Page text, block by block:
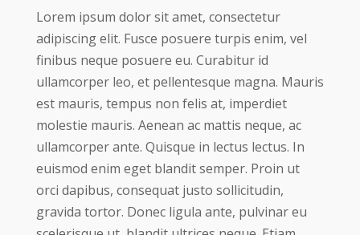
Lorem ipsum dolor sit amet, consectetur
adipiscing elit. Fusce posuere turpis enim, vel
finibus neque posuere eu. Curabitur id
ullamcorper leo, et pellentesque magna. Mauris
est mauris, tempus non felis at, imperdiet
molestie mauris. Aenean ac mattis neque, ac
ullamcorper ante. Quisque in lectus lectus. In
euismod enim eget blandit semper. Proin ut
orci dapibus, consequat justo sollicitudin,
gravida tortor. Donec ligula ante, pulvinar eu